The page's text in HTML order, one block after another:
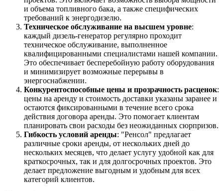
и объема топливного бака, а также специфических
требований к энергодизелю.
Техническое обслуживание на высшем уровне:
каждый дизель-генератор регулярно проходит
техническое обслуживание, выполненное
квалифицированными специалистами нашей компании.
Это обеспечивает бесперебойную работу оборудования
и минимизирует возможные перерывы в
энергоснабжении.
Конкурентоспособные цены и прозрачность расценок:
цены на аренду и стоимость доставки указаны заранее и
остаются фиксированными в течение всего срока
действия договора аренды. Это помогает клиентам
планировать свои расходы без неожиданных сюрпризов.
Гибкость условий аренды: "Ренсол" предлагает
различные сроки аренды, от нескольких дней до
нескольких месяцев, что делает услугу удобной как для
краткосрочных, так и для долгосрочных проектов. Это
делает предложение выгодным и удобным для всех
категорий клиентов.